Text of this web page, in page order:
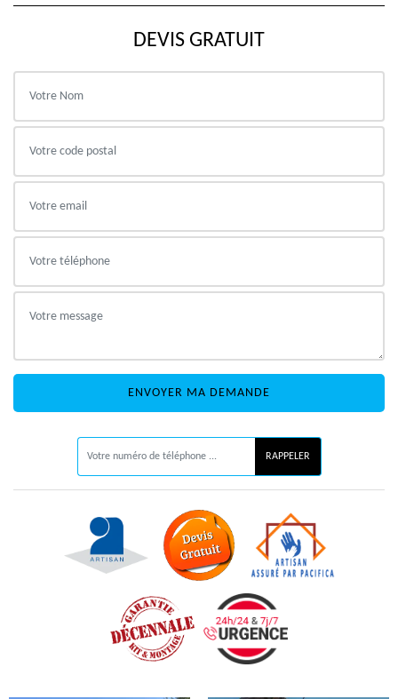
DEVIS GRATUIT